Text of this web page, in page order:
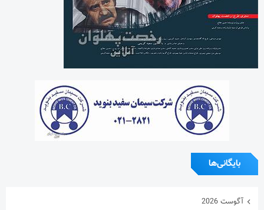
بایگانی‌ها
آگوست 2026